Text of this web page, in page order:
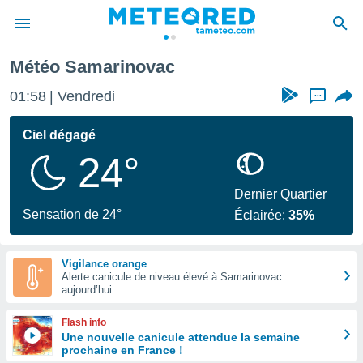
de
Météo Samarinovac
01:58 Vendredi ...
Ciel dégagé
24°
Sensation de 24°
Dernier Quartier
Éclairée:35%
Vigilance orange
Alerte canicule de niveau élevé à Samarinovac
aujourd’hui
Flash info
Une nouvelle canicule attendue la semaine
prochaine en France !